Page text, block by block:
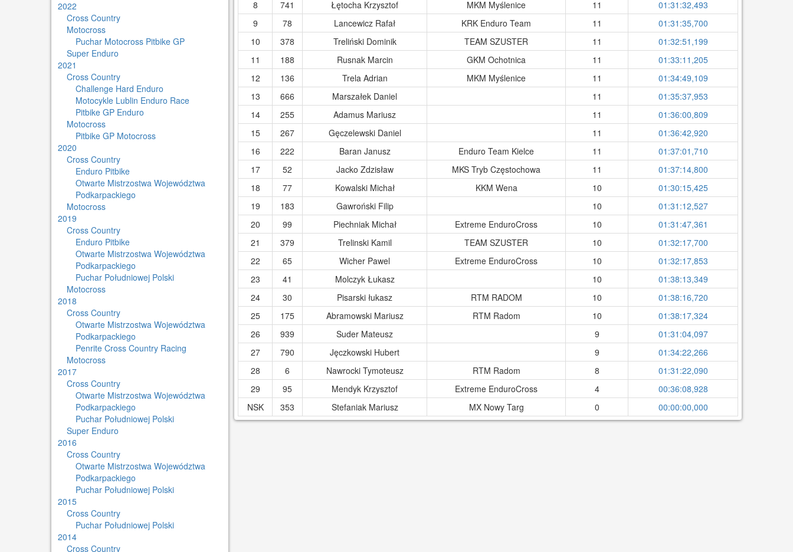
2022
Cross Country
Motocross
Puchar Motocross Pitbike GP
Super Enduro
2021
Cross Country
Challenge Hard Enduro
Motocykle Lublin Enduro Race
Pitbike GP Enduro
Motocross
Pitbike GP Motocross
2020
Cross Country
Enduro Pitbike
Otwarte Mistrzostwa Województwa
Podkarpackiego
Motocross
2019
Cross Country
Enduro Pitbike
Otwarte Mistrzostwa Województwa
Podkarpackiego
Puchar Południowej Polski
Motocross
2018
Cross Country
Otwarte Mistrzostwa Województwa
Podkarpackiego
Penrite Cross Country Racing
Motocross
2017
Cross Country
Otwarte Mistrzostwa Województwa
Podkarpackiego
Puchar Południowej Polski
Super Enduro
2016
Cross Country
Otwarte Mistrzostwa Województwa
Podkarpackiego
Puchar Południowej Polski
2015
Cross Country
Puchar Południowej Polski
2014
Cross Country
8
741 Łętocha Krzysztof MKM Myślenice 11
01:31:32,493
9
78 Lancewicz Rafał KRK Enduro Team 11
01:31:35,700
10
378 Treliński Dominik TEAM SZUSTER 11
01:32:51,199
11
188 Rusnak Marcin GKM Ochotnica 11
01:33:11,205
12
136 Trela Adrian MKM Myślenice 11
01:34:49,109
13
666 Marszałek Daniel 11
01:35:37,953
14
255 Adamus Mariusz 11
01:36:00,809
15
267 Gęczelewski Daniel 11
01:36:42,920
16
222 Baran Janusz Enduro Team Kielce 11
01:37:01,710
17
52 Jacko Zdzisław MKS Tryb Częstochowa 11
01:37:14,800
18
77 Kowalski Michał KKM Wena 10
01:30:15,425
19
183 Gawroński Filip 10
01:31:12,527
20
99 Piechniak Michał Extreme EnduroCross 10
01:31:47,361
21
379 Trelinski Kamil TEAM SZUSTER 10
01:32:17,700
22
65 Wicher Pawel Extreme EnduroCross 10
01:32:17,853
23
41 Molczyk Łukasz 10
01:38:13,349
24
30 Pisarski łukasz RTM RADOM 10
01:38:16,720
25
175 Abramowski Mariusz RTM Radom 10
01:38:17,324
26
939 Suder Mateusz 9
01:31:04,097
27
790 Jęczkowski Hubert 9
01:34:22,266
28
6 Nawrocki Tymoteusz RTM Radom 8
01:31:22,090
29
95 Mendyk Krzysztof Extreme EnduroCross 4
00:36:08,928
NSK
353 Stefaniak Mariusz MX Nowy Targ 0 00:00:00,000